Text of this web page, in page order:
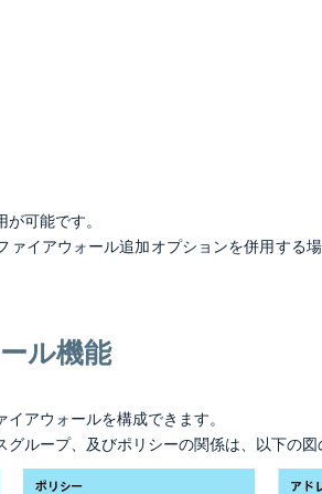
可能です。
ァイアウォール追加オプションを併用する
ル機能
アウォールを構成できます。
ループ、及びポリシーの関係は、以下の図